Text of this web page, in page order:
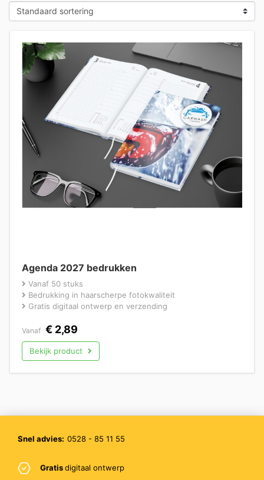
Agenda 2027 bedrukken
Vanaf 50 stuks
Bedrukking in haarscherpe fotokwaliteit
Gratis digitaal ontwerp en verzending
Vanaf € 2,89
Bekijk product
Snel advies: 0528 - 85 11 55
Gratisdigitaal ontwerp